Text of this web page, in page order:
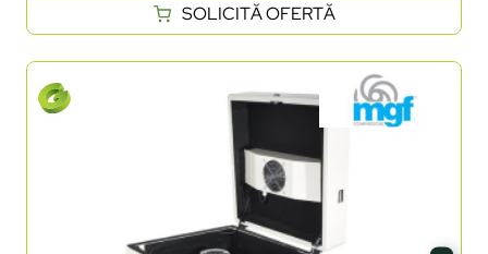
SOLICITĂ OFERTĂ